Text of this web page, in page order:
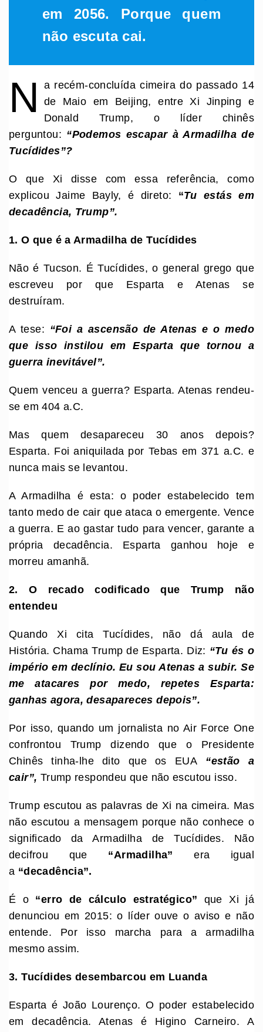
em 2056. Porque quem
não escuta cai.
N
a recém-concluída cimeira do passado 14
de Maio em Beijing, entre Xi Jinping e
Donald Trump, o líder chinês
perguntou: “Podemos escapar à Armadilha de
Tucídides”?
O que Xi disse com essa referência, como
explicou Jaime Bayly, é direto: “Tu estás em
decadência, Trump”.
1. O que é a Armadilha de Tucídides
Não é Tucson. É Tucídides, o general grego que
escreveu por que Esparta e Atenas se
destruíram.
A tese: “Foi a ascensão de Atenas e o medo
que isso instilou em Esparta que tornou a
guerra inevitável”.
Quem venceu a guerra? Esparta. Atenas rendeu-
se em 404 a.C.
Mas quem desapareceu 30 anos depois?
Esparta. Foi aniquilada por Tebas em 371 a.C. e
nunca mais se levantou.
A Armadilha é esta: o poder estabelecido tem
tanto medo de cair que ataca o emergente. Vence
a guerra. E ao gastar tudo para vencer, garante a
própria decadência. Esparta ganhou hoje e
morreu amanhã.
2. O recado codificado que Trump não
entendeu
Quando Xi cita Tucídides, não dá aula de
História. Chama Trump de Esparta. Diz: “Tu és o
império em declínio. Eu sou Atenas a subir. Se
me atacares por medo, repetes Esparta:
ganhas agora, desapareces depois”.
Por isso, quando um jornalista no Air Force One
confrontou Trump dizendo que o Presidente
Chinês tinha-lhe dito que os EUA “estão a
cair”, Trump respondeu que não escutou isso.
Trump escutou as palavras de Xi na cimeira. Mas
não escutou a mensagem porque não conhece o
significado da Armadilha de Tucídides. Não
decifrou que “Armadilha” era igual
a “decadência”.
É o “erro de cálculo estratégico” que Xi já
denunciou em 2015: o líder ouve o aviso e não
entende. Por isso marcha para a armadilha
mesmo assim.
3. Tucídides desembarcou em Luanda
Esparta é João Lourenço. O poder estabelecido
em decadência. Atenas é Higino Carneiro. A